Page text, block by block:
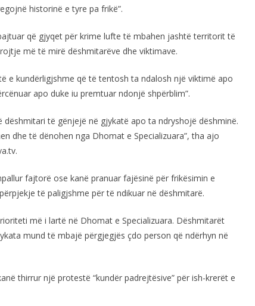
historinë e tyre pa frikë”.
që gjyqet për krime lufte të mbahen jashtë territorit të
më të mirë dëshmitarëve dhe viktimave.
e kundërligjshme që të tentosh ta ndalosh një viktimë apo
apo duke iu premtuar ndonjë shpërblim”.
dëshmitari të gënjejë në gjykatë apo ta ndryshojë dëshminë.
dhe të dënohen nga Dhomat e Specializuara”, tha ajo
fajtorë ose kanë pranuar fajësinë për frikësimin e
të paligjshme për të ndikuar në dëshmitarë.
më i lartë në Dhomat e Specializuara. Dëshmitarët
mund të mbajë përgjegjës çdo person që ndërhyn në
thirrur një protestë “kundër padrejtësive” për ish-krerët e